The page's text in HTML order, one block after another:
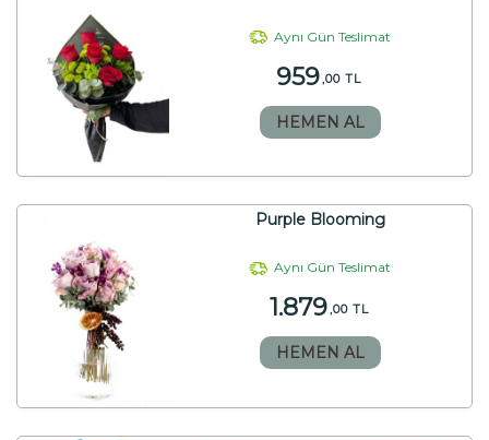
Aynı Gün Teslimat
959 ,00 TL
HEMEN AL
Purple Blooming
Aynı Gün Teslimat
1.879,00 TL
HEMEN AL